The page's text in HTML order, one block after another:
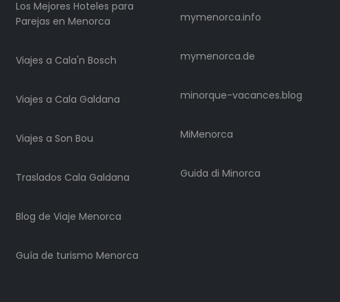
Los Mejores Hoteles para
Parejas en Menorca
Viajes a Cala'n Bosch
Viajes a Cala Galdana
Viajes a Son Bou
Traslados Cala Galdana
Blog de Viaje Menorca
Guía de turismo Menorca
mymenorca.info
mymenorca.de
minorque-vacances.blog
MiMenorca
Guida di Minorca